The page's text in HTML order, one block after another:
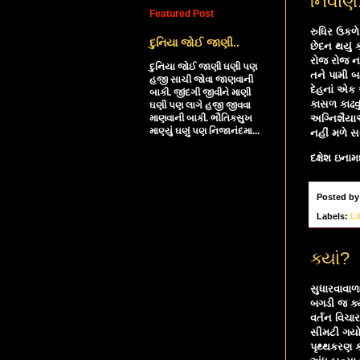
રુધિર ઉકળે
છેદન થયું
રોજ રોજ
તને પામી
દેહનાં એક
કાસળ
નહીં મળે
દક્ષેશ
Posted
Labels:
ક્યાં?
બગડી જ
વર્તન
સીમટી
પૃથ્થકરણ
Featured Post
દુનિયા જોઈ જાણી..
દુનિયા જોઈ જાણી ઘણી પણ
હજી સાચી જોવા જાણવાની
બાકી. જીંદગી જીવીને માણી
ઘણી પણ લાગે હજી જીવવા
માણવાની બાકી. ભૌતિકસુખ
માણ્યું ઘણું પણ નિજાનંદમા...